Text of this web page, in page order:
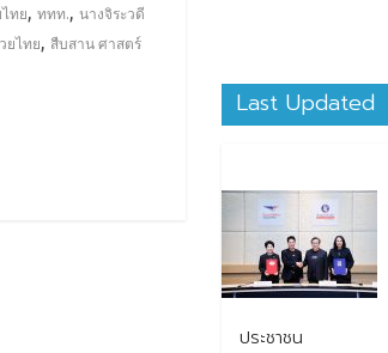
ทย, ททท., นางจิระวดี
ยไทย, สืบสาน ศาสตร์
Last Updated
ประชาชน